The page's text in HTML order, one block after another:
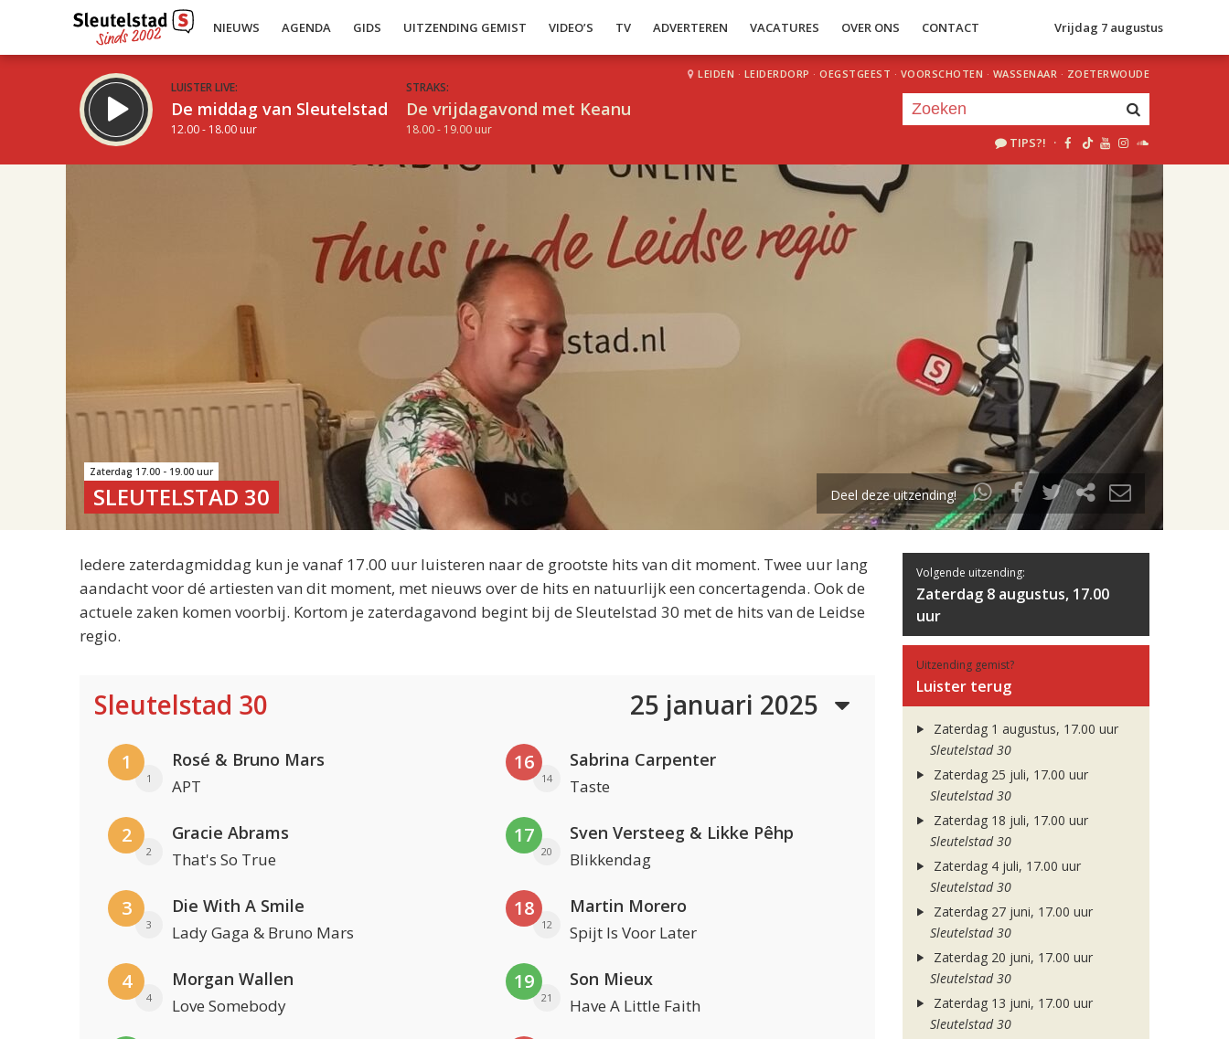
NIEUWS AGENDA GIDS UITZENDING GEMIST VIDEO’S TV ADVERTEREN VACATURES OVER ONS CONTACT Vrijdag 7 augustus
LUISTER LIVE:
De middag van Sleutelstad
12.00 - 18.00 uur
STRAKS:
De vrijdagavond met Keanu
18.00 - 19.00 uur
LEIDEN · LEIDERDORP · OEGSTGEEST · VOORSCHOTEN · WASSENAAR · ZOETERWOUDE
TIPS?! ·
uur 1 van 1
Volgend uur
Zaterdag 17.00 - 19.00 uur
SLEUTELSTAD 30 Deel deze uitzending!
Iedere zaterdagmiddag kun je vanaf 17.00 uur luisteren naar de grootste hits van dit moment. Twee uur lang
aandacht voor dé artiesten van dit moment, met nieuws over de hits en natuurlijk een concertagenda. Ook de
actuele zaken komen voorbij. Kortom je zaterdagavond begint bij de Sleutelstad 30 met de hits van de Leidse
regio.
Sleutelstad 30 25 januari 2025
1
1
Rosé & Bruno Mars
APT
2
2
Gracie Abrams
That's So True
3
3
Die With A Smile
Lady Gaga & Bruno Mars
4
4
Morgan Wallen
Love Somebody
16
14
Sabrina Carpenter
Taste
17
20
Sven Versteeg & Likke Pêhp
Blikkendag
18
12
Martin Morero
Spijt Is Voor Later
19
21
Son Mieux
Have A Little Faith
Volgende uitzending:
Zaterdag 8 augustus, 17.00
uur
Uitzending gemist?
Luister terug
Zaterdag 1 augustus, 17.00 uur
Sleutelstad 30
Zaterdag 25 juli, 17.00 uur
Sleutelstad 30
Zaterdag 18 juli, 17.00 uur
Sleutelstad 30
Zaterdag 4 juli, 17.00 uur
Sleutelstad 30
Zaterdag 27 juni, 17.00 uur
Sleutelstad 30
Zaterdag 20 juni, 17.00 uur
Sleutelstad 30
Zaterdag 13 juni, 17.00 uur
Sleutelstad 30